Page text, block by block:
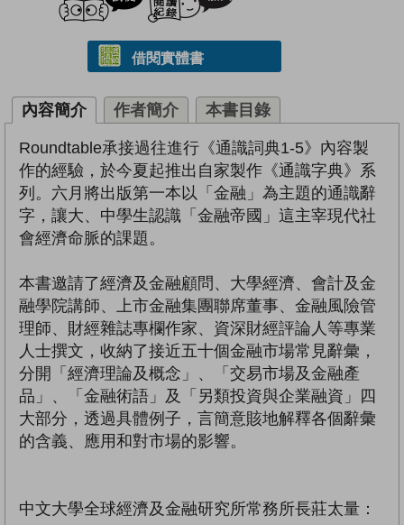
借閱實體書
內容簡介 作者簡介 本書目錄
Roundtable承接過往進行《通識詞典1-5》內容製
作的經驗，於今夏起推出自家製作《通識字典》系
列。六月將出版第一本以「金融」為主題的通識辭
字，讓大、中學生認識「金融帝國」這主宰現代社
會經濟命脈的課題。
本書邀請了經濟及金融顧問、大學經濟、會計及金
融學院講師、上市金融集團聯席董事、金融風險管
理師、財經雜誌專欄作家、資深財經評論人等專業
人士撰文，收納了接近五十個金融市場常見辭彙，
分開「經濟理論及概念」、「交易市場及金融產
品」、「金融術語」及「另類投資與企業融資」四
大部分，透過具體例子，言簡意賅地解釋各個辭彙
的含義、應用和對市場的影響。
中文大學全球經濟及金融研究所常務所長莊太量：